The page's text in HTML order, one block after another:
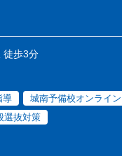
徒歩3分
導 城南予備校オンライン
選抜対策